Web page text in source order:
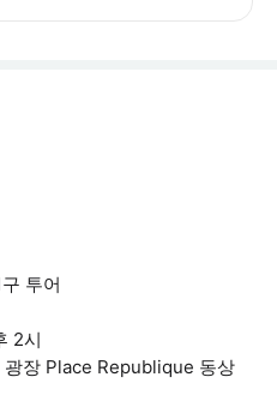
투어
2시
광장 Place Republique 동상